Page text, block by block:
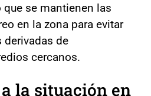
se mantienen las
en la zona para evitar
derivadas de
cercanos.
la situación en